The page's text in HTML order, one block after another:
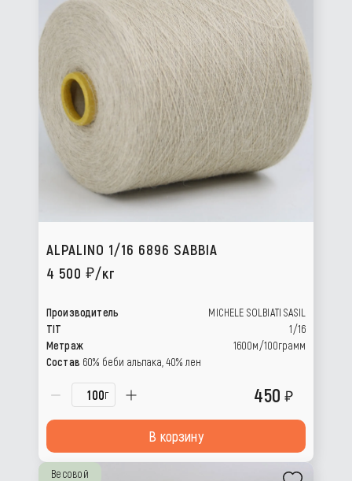
ALPALINO 1/16 6896 SABBIA
4 500
/кг
Производитель
MICHELE SOLBIATI SASIL
TIT
1/16
Метраж
1600м/100грамм
Состав 60% беби альпака, 40% лен
г 450
В корзину
Весовой